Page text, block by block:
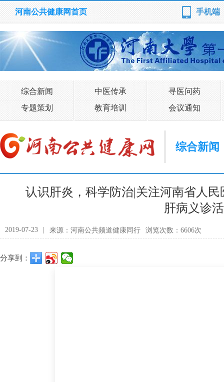
河南公共健康网首页 手机端
综合新闻 中医传承
寻医问药
专题策划
教育培训 会议通知
综合新闻
认识肝炎，科学防治|关注河南省人
肝病义诊
2019-07-23 来源：河南公共频道健康同行 浏览次数：6606次
分享到：